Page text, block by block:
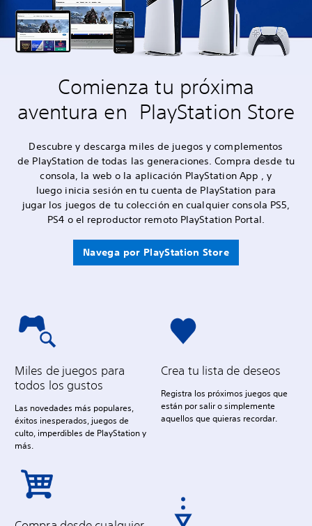
Comienza tu próxima
aventura en PlayStation Store
Descubre y descarga miles de juegos y complementos
de PlayStation de todas las generaciones. Compra desde tu
consola, la web o la aplicación PlayStation App , y
luego inicia sesión en tu cuenta de PlayStation para
jugar los juegos de tu colección en cualquier consola PS5,
PS4 o el reproductor remoto PlayStation Portal.
Navega por PlayStation Store
Miles de juegos para
todos los gustos
Las novedades más populares,
éxitos inesperados, juegos de
culto, imperdibles de PlayStation y
más.
Crea tu lista de deseos
Registra los próximos juegos que
están por salir o simplemente
aquellos que quieras recordar.